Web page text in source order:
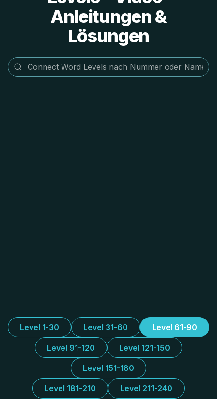
Anleitungen &
Lösungen
Level 1-30 Level 31-60 Level 61-90
Level 91-120 Level 121-150
Level 151-180
Level 181-210 Level 211-240